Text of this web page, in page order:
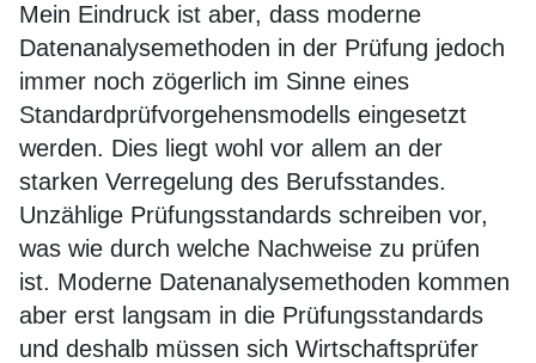
Mein Eindruck ist aber, dass moderne
Datenanalysemethoden in der Prüfung jedoch
immer noch zögerlich im Sinne eines
Standardprüfvorgehensmodells eingesetzt
werden. Dies liegt wohl vor allem an der
starken Verregelung des Berufsstandes.
Unzählige Prüfungsstandards schreiben vor,
was wie durch welche Nachweise zu prüfen
ist. Moderne Datenanalysemethoden kommen
aber erst langsam in die Prüfungsstandards
und deshalb müssen sich Wirtschaftsprüfer